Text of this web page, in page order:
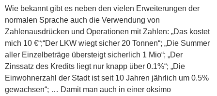
Wie bekannt gibt es neben den vielen Erweiterungen der
normalen Sprache auch die Verwendung von
Zahlenausdrücken und Operationen mit Zahlen: „Das kostet
mich 10 €“;“Der LKW wiegt sicher 20 Tonnen“; „Die Summer
aller Einzelbeträge übersteigt sicherlich 1 Mio“; „Der
Zinssatz des Kredits liegt nur knapp über 0.1%“; „Die
Einwohnerzahl der Stadt ist seit 10 Jahren jährlich um 0.5%
gewachsen“; … Damit man auch in einer oksimo